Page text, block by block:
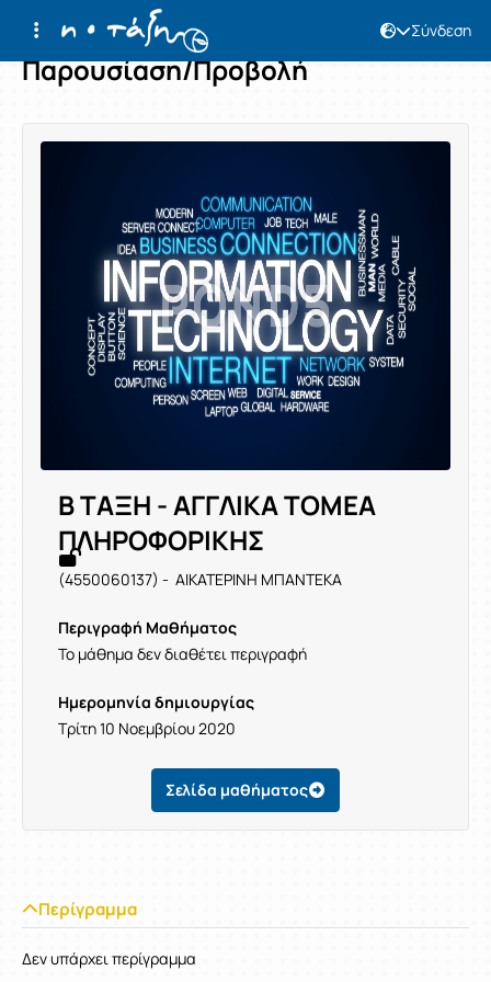
Σύνδεση
Παρουσίαση/Προβολή
Β ΤΑΞΗ - ΑΓΓΛΙΚΑ ΤΟΜΕΑ
ΠΛΗΡΟΦΟΡΙΚΗΣ
(4550060137) - ΑΙΚΑΤΕΡΙΝΗ ΜΠΑΝΤΕΚΑ
Περιγραφή Μαθήματος
Το μάθημα δεν διαθέτει περιγραφή
Ημερομηνία δημιουργίας
Τρίτη 10 Νοεμβρίου 2020
Σελίδα μαθήματος
Περίγραμμα
Δεν υπάρχει περίγραμμα